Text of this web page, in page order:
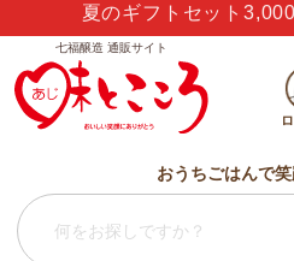
ありがとう・うれしい・楽
七福醸造 通販サイト
おうちごはんで